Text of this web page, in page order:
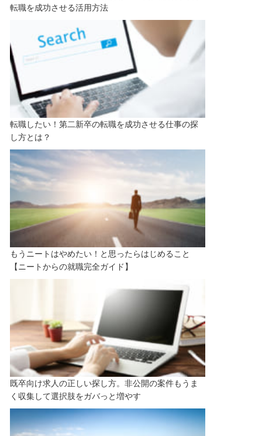
転職を成功させる活用方法
転職したい！第二新卒の転職を成功させる仕事の探
し方とは？
もうニートはやめたい！と思ったらはじめること
【ニートからの就職完全ガイド】
既卒向け求人の正しい探し方。非公開の案件もうま
く収集して選択肢をガバっと増やす